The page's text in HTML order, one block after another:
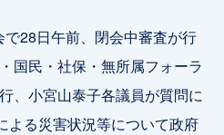
28日午前、閉会中審査が行
国民・社保・無所属フォーラ
、小宮山泰子各議員が質問に
よる災害状況等について政府